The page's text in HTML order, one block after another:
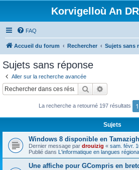
Korvigelloù An
FAQ
Accueil du forum Rechercher Sujets sans
Sujets sans réponse
Aller sur la recherche avancée
Rechercher
La recherche a retourné 197 résultats 1
Sujets
Windows 8 disponible en
Dernier message par drouizig « sam. févr.
Publié dans L'informatique en langues
Une affiche pour GCompris en